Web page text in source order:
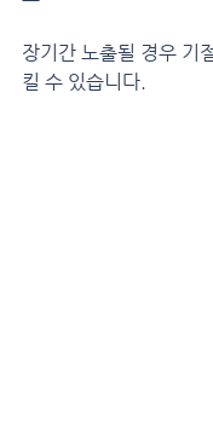
장기간 노출될 경우 기
킬 수 있습니다.